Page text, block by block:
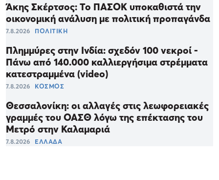
Άκης Σκέρτσος: Το ΠΑΣΟΚ υποκαθιστά την
οικονομική ανάλυση με πολιτική προπαγάνδα
7.8.2026 ΠΟΛΙΤΙΚΗ
Πλημμύρες στην Ινδία: σχεδόν 100 νεκροί -
Πάνω από 140.000 καλλιεργήσιμα στρέμματα
κατεστραμμένα (video)
7.8.2026 ΚΟΣΜΟΣ
Θεσσαλονίκη: οι αλλαγές στις λεωφορειακές
γραμμές του OAΣΘ λόγω της επέκτασης του
Μετρό στην Καλαμαριά
7.8.2026 ΕΛΛΑΔΑ